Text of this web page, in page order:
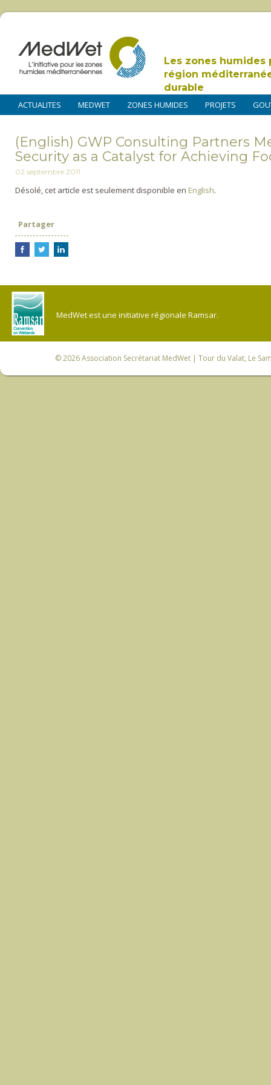
Les zones humides
région
durable
ACTUALITES MEDWET ZONES HUMIDES PROJETS
(English) GWP Consulting Partners
Security as a Catalyst for Achieving
02 septembre 2011
Désolé, cet article est seulement disponible en English.
Partager
MedWet est une initiative régionale Ramsar.
© 2026Association Secrétariat MedWet | Tour du Valat, Le